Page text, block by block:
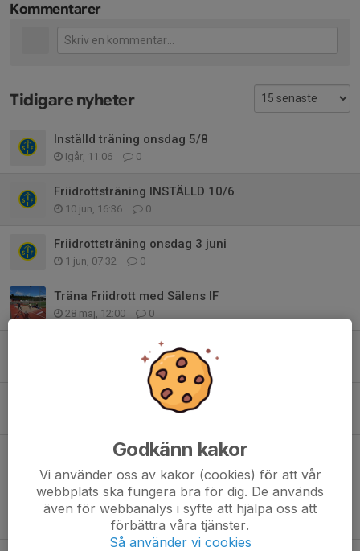
Kommentarer
Tidigare nyheter
Inställd träning onsdag 5/8
Igår, 11:06 0
Friidrottsträning INSTÄLLD 10/6
10 jun, 16:36 0
Friidrottsträning onsdag 3 juni
1 jun, 07:32 0
Träna Friidrott med Sälens IF
28 maj, 12:00 0
Välkommen på prova-på kväll med Friidrotten
0
FRIIDROTT - Vi söker tränare/ledare!
Friidrott 2024
25 apr 2025 0
Familjeläger
6 sep 2024 0
Godkänn kakor
Vi använder oss av kakor (cookies) för att vår
webbplats ska fungera bra för dig. De används
även för webbanalys i syfte att hjälpa oss att
förbättra våra tjänster.
Så använder vi cookies